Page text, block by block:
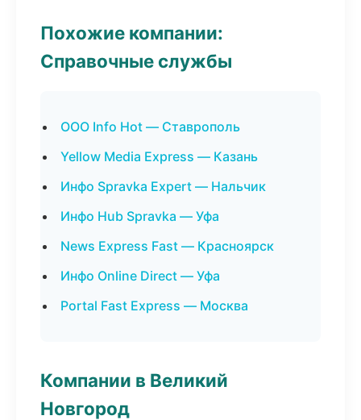
Похожие компании:
Справочные службы
ООО Info Hot — Ставрополь
Yellow Media Express — Казань
Инфо Spravka Expert — Нальчик
Инфо Hub Spravka — Уфа
News Express Fast — Красноярск
Инфо Online Direct — Уфа
Portal Fast Express — Москва
Компании в Великий
Новгород